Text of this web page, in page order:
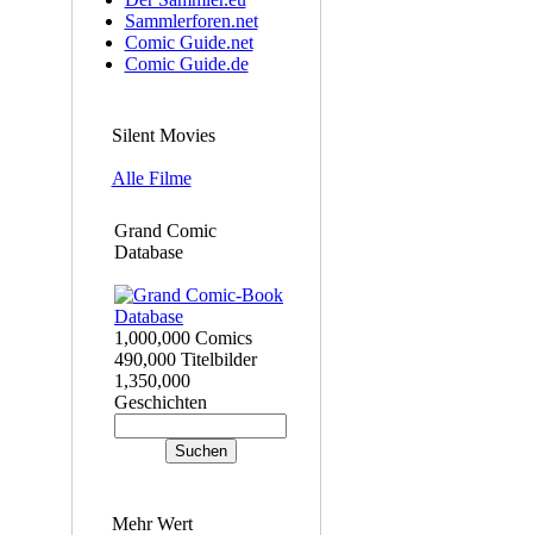
Sammlerforen.net
Comic Guide.net
Comic Guide.de
Silent Movies
Alle Filme
Grand Comic
Database
1,000,000 Comics
490,000 Titelbilder
1,350,000
Geschichten
Mehr Wert